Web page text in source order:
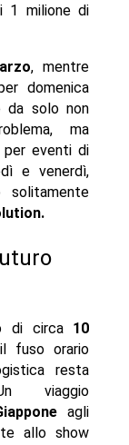
1 milione di
, mentre
domenica
da solo non
ma
eventi di
e venerdì,
di circa 10
fuso orario
resta
viaggio
agli
allo show